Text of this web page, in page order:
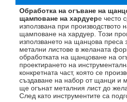
Обработка на огъване на
щамповане на хардуере често
използвана при производството
щамповане на хардуер. Този
използването на щанцова преса
метални листове в желаната
обработката на щанцоване на
проектирането на
конкретната част, която се
създаване на набор от щанци и
ще огънат металния лист до
След като инструментите са